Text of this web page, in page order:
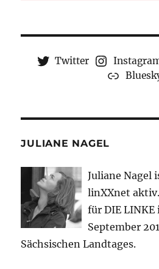
Twitter
JULIANE NAGEL
Juliane Nagel
linXXnet
für DIE
September
Sächsischen Landtages.